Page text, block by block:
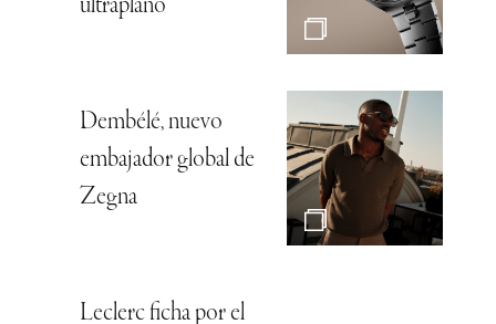
ultraplano
Dembélé, nuevo
embajador global de
Zegna
Leclerc ficha por el